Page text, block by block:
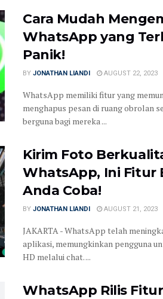
Cara Mudah
WhatsApp yang
Panik!
BY JONATHAN LIANDI AUGUST 22, 2023
WhatsApp memiliki fitur yang
menghapus pesan di ruang obrolan
berguna bagi mereka ...
Kirim Foto
WhatsApp, Ini Fitur
Anda Coba!
BY JONATHAN LIANDI AUGUST 21, 2023
JAKARTA - WhatsApp telah
aplikasi, memungkinkan pengguna
HD melalui chat. ...
WhatsApp Rilis